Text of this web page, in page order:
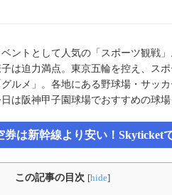
ントとして人気の「スポーツ観戦
は迫力満点。東京五輪を控え、スポ
ルメ」。各地にある野球場・サッ
阪神甲子園球場でおすすめの球場
券は新幹線より安い！Skyticket
この記事の目次 [hide]